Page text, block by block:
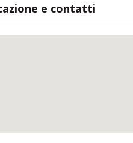
e contatti